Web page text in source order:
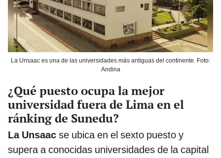
La Unsaac es una de las universidades más antiguas del continente. Foto:
Andina
¿Qué puesto ocupa la mejor
universidad fuera de Lima en el
ránking de Sunedu?
La Unsaac se ubica en el sexto puesto y
supera a conocidas universidades de la capital